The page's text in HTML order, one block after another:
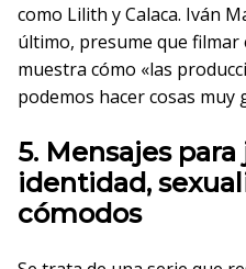
como Lilith y Calaca. Iván
último, presume que filmar
muestra cómo «las
podemos hacer cosas muy
5. Mensajes para
identidad,
cómodos